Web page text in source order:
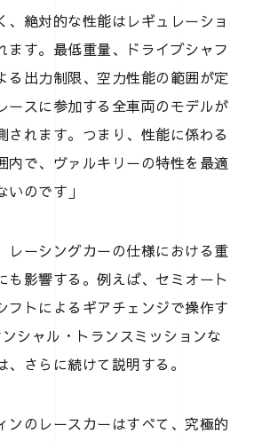
、絶対的な性能はレギュレーショ
ます。最低重量、ドライブシャフ
る出力制限、空力性能の範囲が定
ースに参加する全車両のモデルが
されます。つまり、性能に係わる
内で、ヴァルキリーの特性を最適
のです」
レーシングカーの仕様における重
も影響する。例えば、セミオート
フトによるギアチェンジで操作す
シャル・トランスミッションな
、さらに続けて説明する。
ンのレースカーはすべて、究極的